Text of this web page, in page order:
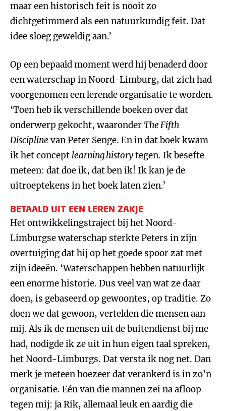
maar een historisch feit is nooit zo
dichtgetimmerd als een natuurkundig feit. Dat
idee sloeg geweldig aan.’
Op een bepaald moment werd hij benaderd door
een waterschap in Noord-Limburg, dat zich had
voorgenomen een lerende organisatie te worden.
‘Toen heb ik verschillende boeken over dat
onderwerp gekocht, waaronder The Fifth
Discipline van Peter Senge. En in dat boek kwam
ik het concept learning historytegen. Ik besefte
meteen: dat doe ik, dat ben ik! Ik kan je de
uitroeptekens in het boek laten zien.’
BETAALD UIT EEN LEREN ZAKJE
Het ontwikkelingstraject bij het Noord-
Limburgse waterschap sterkte Peters in zijn
overtuiging dat hij op het goede spoor zat met
zijn ideeën. ‘Waterschappen hebben natuurlijk
een enorme historie. Dus veel van wat ze daar
doen, is gebaseerd op gewoontes, op traditie. Zo
doen we dat gewoon, vertelden die mensen aan
mij. Als ik de mensen uit de buitendienst bij me
had, nodigde ik ze uit in hun eigen taal spreken,
het Noord-Limburgs. Dat versta ik nog net. Dan
merk je meteen hoezeer dat verankerd is in zo’n
organisatie. Eén van die mannen zei na afloop
tegen mij: ja Rik, allemaal leuk en aardig die